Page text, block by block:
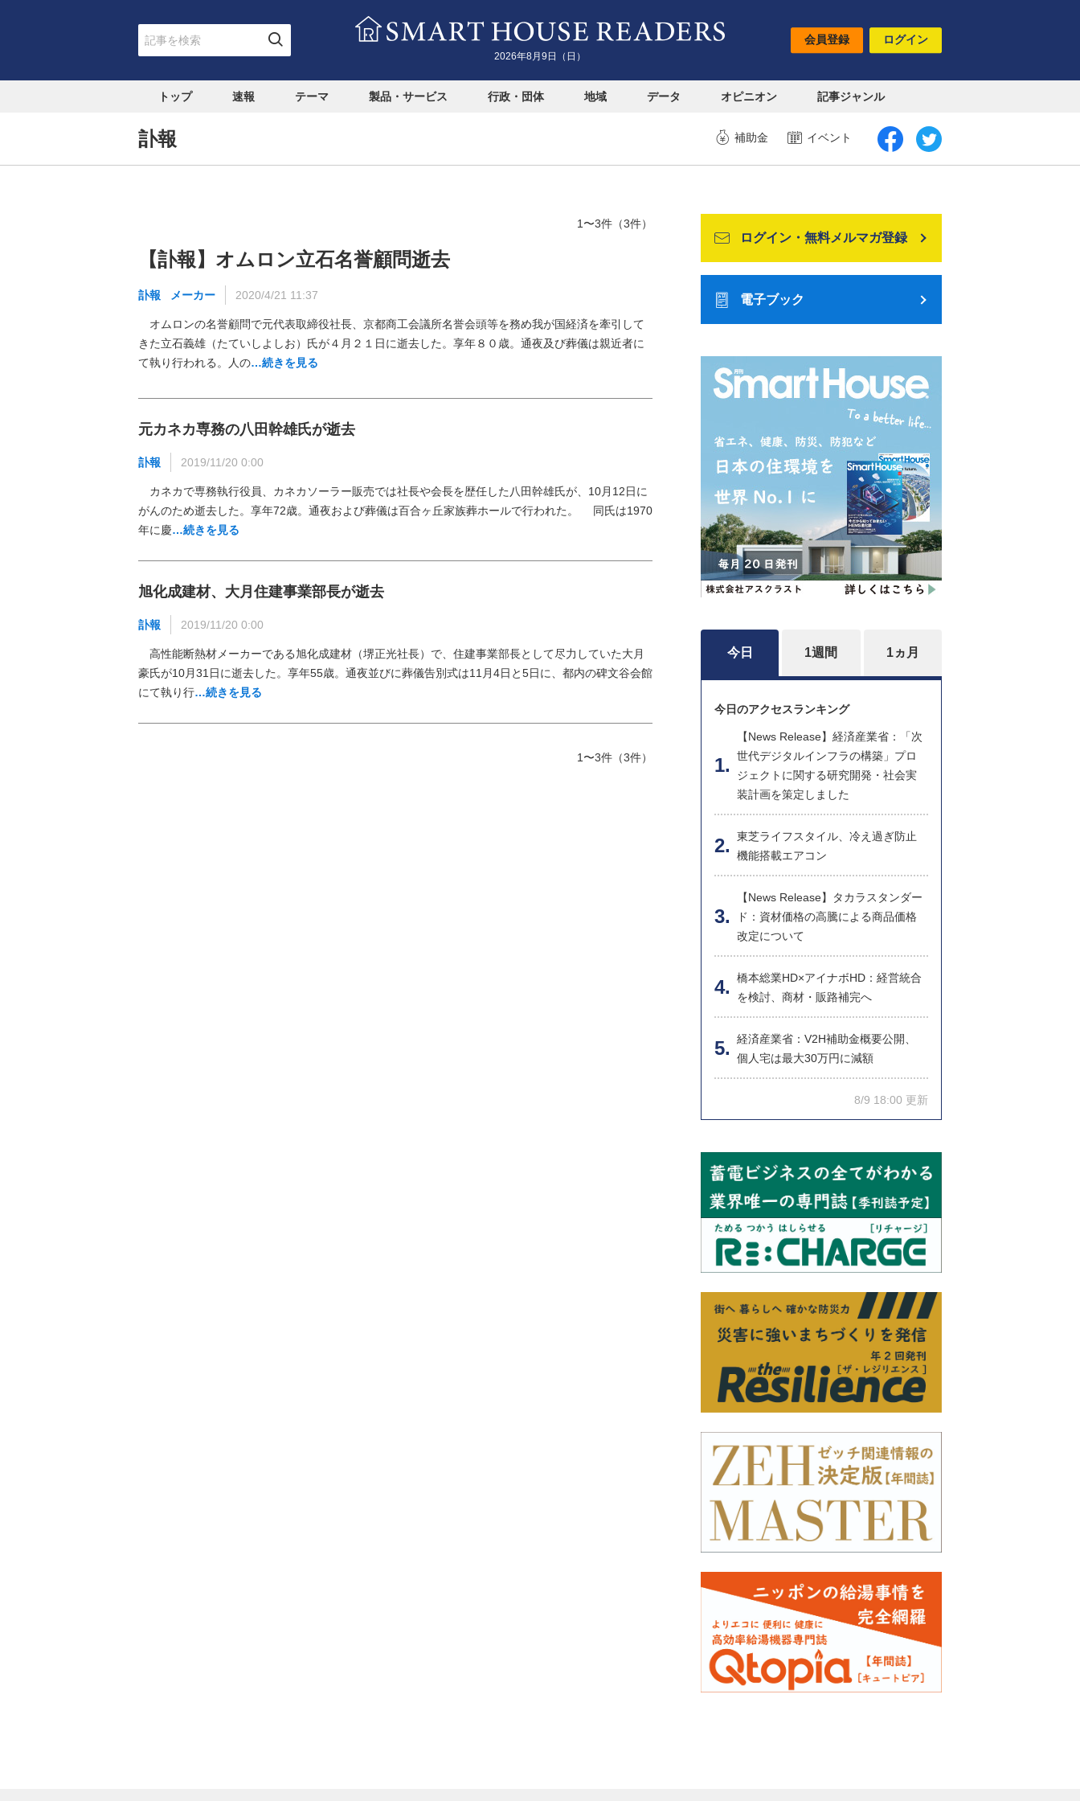
2026年8月9日（日）
会員登録 ログイン
トップ 速報 テーマ 製品・サービス 行政・団体 地域 データ オピニオン 記事ジャンル
訃報 補助金 イベント
1〜3件（3件）
【訃報】オムロン立石名誉顧問逝去
訃報 メーカー 2020/4/21 11:37
オムロンの名誉顧問で元代表取締役社長、京都商工会議所名誉会頭等を務め我が国経済を牽引して
きた立石義雄（たていしよしお）氏が４月２１日に逝去した。享年８０歳。通夜及び葬儀は親近者に
て執り行われる。人の…続きを見る
元カネカ専務の八田幹雄氏が逝去
訃報 2019/11/20 0:00
カネカで専務執行役員、カネカソーラー販売では社長や会長を歴任した八田幹雄氏が、10月12日に
がんのため逝去した。享年72歳。通夜および葬儀は百合ヶ丘家族葬ホールで行われた。 同氏は1970
年に慶…続きを見る
旭化成建材、大月住建事業部長が逝去
訃報 2019/11/20 0:00
高性能断熱材メーカーである旭化成建材（堺正光社長）で、住建事業部長として尽力していた大月
豪氏が10月31日に逝去した。享年55歳。通夜並びに葬儀告別式は11月4日と5日に、都内の碑文谷会館
にて執り行…続きを見る
1〜3件（3件）
ログイン・無料メルマガ登録
電子ブック
今日 1週間 1ヵ月
今日のアクセスランキング
【News Release】経済産業省：「次
世代デジタルインフラの構築」プロ
ジェクトに関する研究開発・社会実
装計画を策定しました
東芝ライフスタイル、冷え過ぎ防止
機能搭載エアコン
【News Release】タカラスタンダー
ド：資材価格の高騰による商品価格
改定について
橋本総業HD×アイナボHD：経営統合
を検討、商材・販路補完へ
経済産業省：V2H補助金概要公開、
個人宅は最大30万円に減額
8/9 18:00 更新